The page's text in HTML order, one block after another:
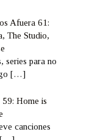
Afuera 61:
The Studio,
series para no
[…]
Home is
canciones